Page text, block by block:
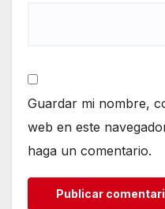
Guardar mi nombre,
web en este
haga un comentario.